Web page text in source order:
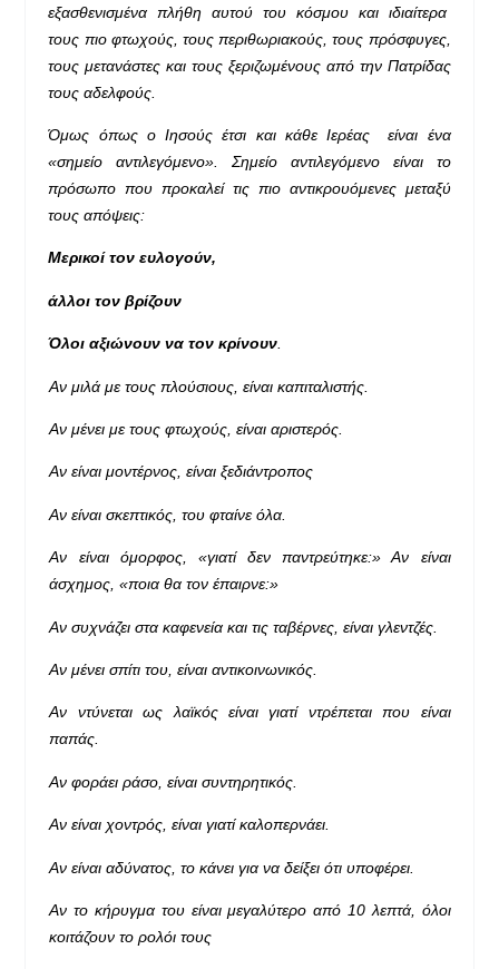
εξασθενισμένα πλήθη αυτού του κόσμου και ιδιαίτερα
τους πιο φτωχούς, τους περιθωριακούς, τους πρόσφυγες,
τους μετανάστες και τους ξεριζωμένους από την Πατρίδας
τους αδελφούς.
Όμως όπως ο Ιησούς έτσι και κάθε Ιερέας είναι ένα
«σημείο αντιλεγόμενο». Σημείο αντιλεγόμενο είναι το
πρόσωπο που προκαλεί τις πιο αντικρουόμενες μεταξύ
τους απόψεις:
Μερικοί τον ευλογούν,
άλλοιτον βρίζουν
Όλοιαξιώνουν να τον κρίνουν.
Αν μιλά με τους πλούσιους, είναι καπιταλιστής.
Αν μένει με τους φτωχούς, είναι αριστερός.
Αν είναι μοντέρνος, είναι ξεδιάντροπος
Αν είναι σκεπτικός, του φταίνε όλα.
Αν είναι όμορφος, «γιατί δεν παντρεύτηκε:» Αν είναι
άσχημος, «ποια θα τον έπαιρνε:»
Αν συχνάζει στα καφενεία και τις ταβέρνες, είναι γλεντζές.
Αν μένει σπίτι του, είναι αντικοινωνικός.
Αν ντύνεται ως λαϊκός είναι γιατί ντρέπεται που είναι
παπάς.
Αν φοράει ράσο, είναι συντηρητικός.
Αν είναι χοντρός, είναι γιατί καλοπερνάει.
Αν είναι αδύνατος, το κάνει για να δείξει ότι υποφέρει.
Αν το κήρυγμα του είναι μεγαλύτερο από 10 λεπτά, όλοι
κοιτάζουν το ρολόι τους